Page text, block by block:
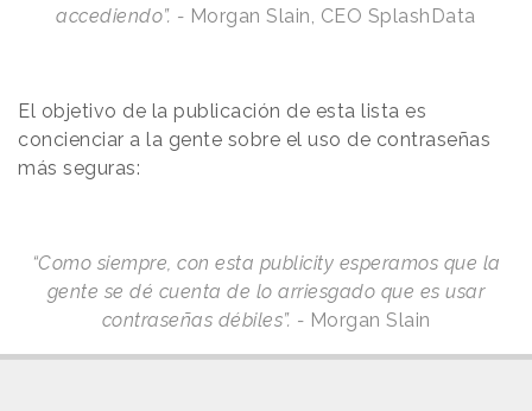
accediendo”. - Morgan Slain, CEO SplashData
El objetivo de la publicación de esta lista es
concienciar a la gente sobre el uso de contraseñas
más seguras:
“Como siempre, con esta publicity esperamos que la
gente sedé cuenta de lo arriesgado que es usar
contraseñas débiles”. - Morgan Slain